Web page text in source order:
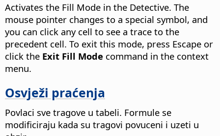
Activates the Fill Mode in the Detective. The
mouse pointer changes to a special symbol, and
you can click any cell to see a trace to the
precedent cell. To exit this mode, press Escape or
click the Exit Fill Mode command in the context
menu.
Osvježi praćenja
Povlaci sve tragove u tabeli. Formule se
modificiraju kada su tragovi povuceni i uzeti u